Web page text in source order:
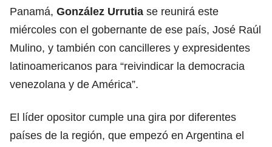
Panamá, González Urrutia se reunirá este
miércoles con el gobernante de ese país, José Raúl
Mulino, y también con cancilleres y expresidentes
latinoamericanos para “reivindicar la democracia
venezolana y de América”.
El líder opositor cumple una gira por diferentes
países de la región, que empezó en Argentina el